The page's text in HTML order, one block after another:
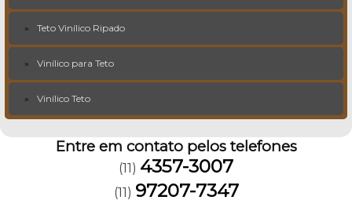
Teto Vinílico Ripado
Vinílico para Teto
Vinílico Teto
Entre em contato pelos telefones
(11) 4357-3007
(11) 97207-7347